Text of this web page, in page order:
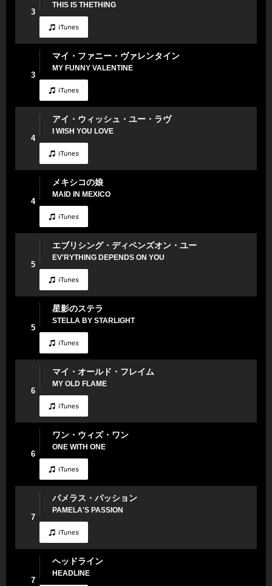
3
THIS IS THETHING
3
マイ・ファニー・ヴァレンタイン
MY FUNNY VALENTINE
4
アイ・ウィッシュ・ユー・ラヴ
I WISH YOU LOVE
4
メキシコの娘
MAID IN MEXICO
5
エブリシング・ディペンズオン・ユー
EV'RYTHING DEPENDS ON YOU
5
星影のステラ
STELLA BY STARLIGHT
6
マイ・オールド・フレイム
MY OLD FLAME
6
ワン・ウィズ・ワン
ONE WITH ONE
7
パメラス・パッション
PAMELA'S PASSION
7
ヘッドライン
HEADLINE